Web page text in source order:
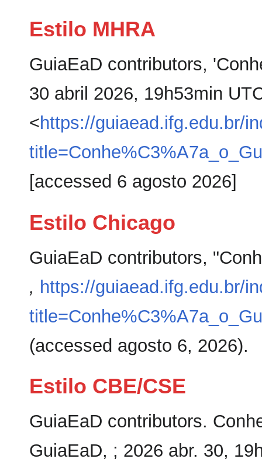
Estilo MHRA
GuiaEaD contributors,
30 abril 2026, 19h53min
<https://guiaead.ifg.edu.br/
[accessed 6 agosto 2026]
Estilo Chicago
GuiaEaD contributors,
, https://guiaead.ifg.edu.br/
(accessed agosto 6, 2026).
Estilo CBE/CSE
GuiaEaD contributors.
GuiaEaD, ; 2026 abr. 30,